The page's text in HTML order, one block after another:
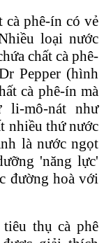
cà phê-ín có vẻ
loại nước
chất cà phê-
Pepper (hình
cà phê-ín mà
mô-nát như
nhiều thứ nước
là nước ngọt
'năng lực'
đường hoà với
thụ cà phê